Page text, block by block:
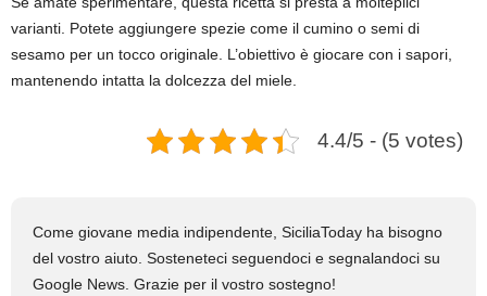
varianti. Potete aggiungere spezie come il cumino o semi di
sesamo per un tocco originale. L’obiettivo è giocare con i sapori,
mantenendo intatta la dolcezza del miele.
4.4/5 - (5 votes)
Come giovane media indipendente, SiciliaToday ha bisogno
del vostro aiuto. Sosteneteci seguendoci e segnalandoci su
Google News. Grazie per il vostro sostegno!